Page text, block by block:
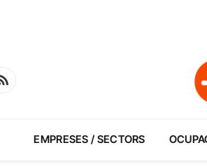
RSS
EMPRESES / SECTORS